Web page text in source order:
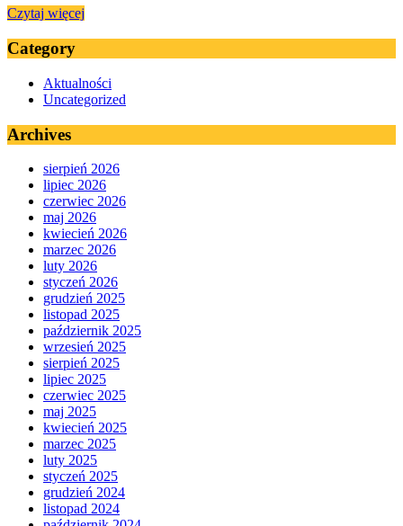
Czytaj więcej
Category
Aktualności
Uncategorized
Archives
sierpień 2026
lipiec 2026
czerwiec 2026
maj 2026
kwiecień 2026
marzec 2026
luty 2026
styczeń 2026
grudzień 2025
listopad 2025
październik 2025
wrzesień 2025
sierpień 2025
lipiec 2025
czerwiec 2025
maj 2025
kwiecień 2025
marzec 2025
luty 2025
styczeń 2025
grudzień 2024
listopad 2024